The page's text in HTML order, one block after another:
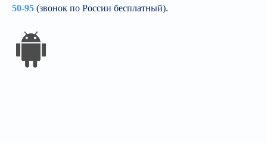
50-95 (звонок по России бесплатный).